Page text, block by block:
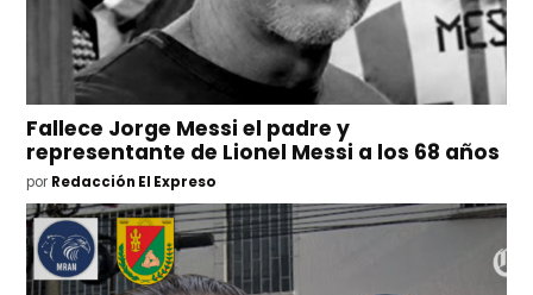
Fallece Jorge Messi el padre y
representante de Lionel Messi a los 68 años
por Redacción El Expreso